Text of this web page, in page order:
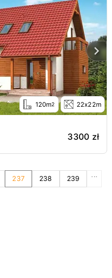
120m2 22x22m
3300 zł
237 238 239 ...